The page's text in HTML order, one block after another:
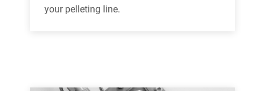
your pelleting line.